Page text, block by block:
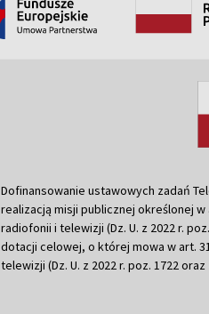
Dofinansowanie ustawowych zadań
realizacją misji publicznej określonej w
radiofonii i telewizji (Dz. U. z 2022 r.
dotacji celowej, o której mowa w art.
telewizji (Dz. U. z 2022 r. poz. 1722 oraz